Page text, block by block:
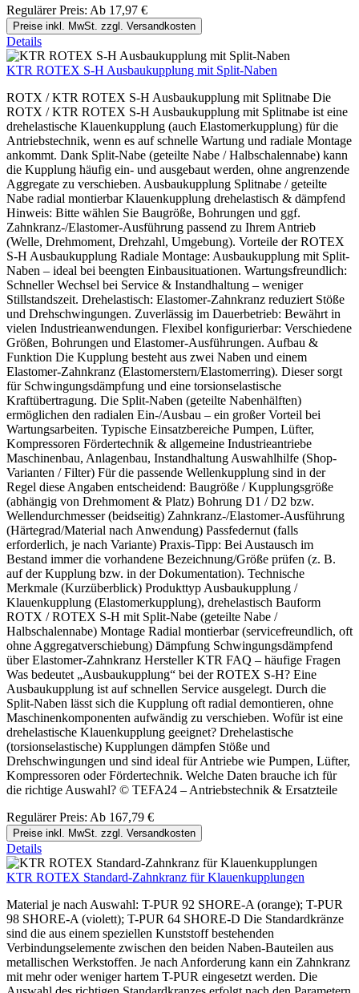
Regulärer Preis: Ab 17,97 €
Preise inkl. MwSt. zzgl. Versandkosten
Details
KTR ROTEX S-H Ausbaukupplung mit Split-Naben
ROTX / KTR ROTEX S-H Ausbaukupplung mit Splitnabe Die
ROTX / KTR ROTEX S-H Ausbaukupplung mit Splitnabe ist eine
drehelastische Klauenkupplung (auch Elastomerkupplung) für die
Antriebstechnik, wenn es auf schnelle Wartung und radiale Montage
ankommt. Dank Split-Nabe (geteilte Nabe / Halbschalennabe) kann
die Kupplung häufig ein- und ausgebaut werden, ohne angrenzende
Aggregate zu verschieben. Ausbaukupplung Splitnabe / geteilte
Nabe radial montierbar Klauenkupplung drehelastisch & dämpfend
Hinweis: Bitte wählen Sie Baugröße, Bohrungen und ggf.
Zahnkranz-/Elastomer-Ausführung passend zu Ihrem Antrieb
(Welle, Drehmoment, Drehzahl, Umgebung). Vorteile der ROTEX
S-H Ausbaukupplung Radiale Montage: Ausbaukupplung mit Split-
Naben – ideal bei beengten Einbausituationen. Wartungsfreundlich:
Schneller Wechsel bei Service & Instandhaltung – weniger
Stillstandszeit. Drehelastisch: Elastomer-Zahnkranz reduziert Stöße
und Drehschwingungen. Zuverlässig im Dauerbetrieb: Bewährt in
vielen Industrieanwendungen. Flexibel konfigurierbar: Verschiedene
Größen, Bohrungen und Elastomer-Ausführungen. Aufbau &
Funktion Die Kupplung besteht aus zwei Naben und einem
Elastomer-Zahnkranz (Elastomerstern/Elastomerring). Dieser sorgt
für Schwingungsdämpfung und eine torsionselastische
Kraftübertragung. Die Split-Naben (geteilte Nabenhälften)
ermöglichen den radialen Ein-/Ausbau – ein großer Vorteil bei
Wartungsarbeiten. Typische Einsatzbereiche Pumpen, Lüfter,
Kompressoren Fördertechnik & allgemeine Industrieantriebe
Maschinenbau, Anlagenbau, Instandhaltung Auswahlhilfe (Shop-
Varianten / Filter) Für die passende Wellenkupplung sind in der
Regel diese Angaben entscheidend: Baugröße / Kupplungsgröße
(abhängig von Drehmoment & Platz) Bohrung D1 / D2 bzw.
Wellendurchmesser (beidseitig) Zahnkranz-/Elastomer-Ausführung
(Härtegrad/Material nach Anwendung) Passfedernut (falls
erforderlich, je nach Variante) Praxis-Tipp: Bei Austausch im
Bestand immer die vorhandene Bezeichnung/Größe prüfen (z. B.
auf der Kupplung bzw. in der Dokumentation). Technische
Merkmale (Kurzüberblick) Produkttyp Ausbaukupplung /
Klauenkupplung (Elastomerkupplung), drehelastisch Bauform
ROTX / ROTEX S-H mit Split-Nabe (geteilte Nabe /
Halbschalennabe) Montage Radial montierbar (servicefreundlich, oft
ohne Aggregatverschiebung) Dämpfung Schwingungsdämpfend
über Elastomer-Zahnkranz Hersteller KTR FAQ – häufige Fragen
Was bedeutet „Ausbaukupplung“ bei der ROTEX S-H? Eine
Ausbaukupplung ist auf schnellen Service ausgelegt. Durch die
Split-Naben lässt sich die Kupplung oft radial demontieren, ohne
Maschinenkomponenten aufwändig zu verschieben. Wofür ist eine
drehelastische Klauenkupplung geeignet? Drehelastische
(torsionselastische) Kupplungen dämpfen Stöße und
Drehschwingungen und sind ideal für Antriebe wie Pumpen, Lüfter,
Kompressoren oder Fördertechnik. Welche Daten brauche ich für
die richtige Auswahl? © TEFA24 – Antriebstechnik & Ersatzteile
Regulärer Preis: Ab 167,79 €
Preise inkl. MwSt. zzgl. Versandkosten
Details
KTR ROTEX Standard-Zahnkranz für Klauenkupplungen
Material je nach Auswahl: T-PUR 92 SHORE-A (orange); T-PUR
98 SHORE-A (violett); T-PUR 64 SHORE-D Die Standardkränze
sind die aus einem speziellen Kunststoff bestehenden
Verbindungselemente zwischen den beiden Naben-Bauteilen aus
metallischen Werkstoffen. Je nach Anforderung kann ein Zahnkranz
mit mehr oder weniger hartem T-PUR eingesetzt werden. Die